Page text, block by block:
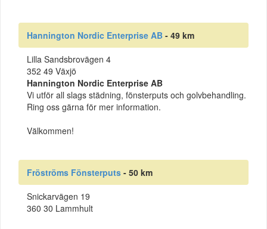
Hannington Nordic Enterprise AB - 49 km
Lilla Sandsbrovägen 4
352 49 Växjö
Hannington Nordic Enterprise AB
Vi utför all slags städning, fönsterputs och golvbehandling.
Ring oss gärna för mer information.
Välkommen!
Fröströms Fönsterputs - 50 km
Snickarvägen 19
360 30 Lammhult